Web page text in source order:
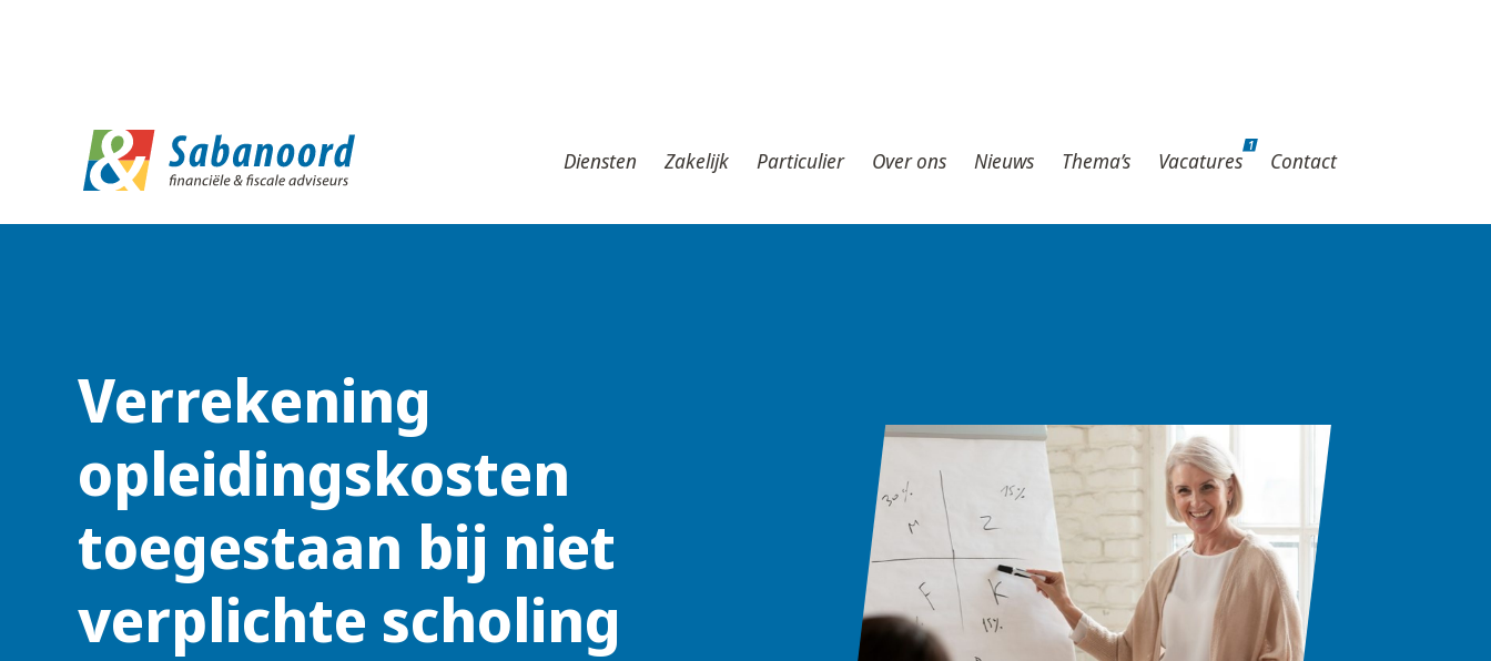
Diensten Zakelijk Particulier Over ons Nieuws Thema’s Vacatures
1
Contact
Verrekening
opleidingskosten
toegestaan bij niet
verplichte scholing